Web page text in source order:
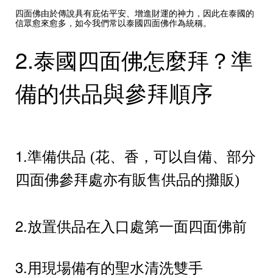
四面佛由於傳說具有庇佑平安、增進財運的神力，因此在泰國的
信眾愈來愈多，如今我們常以泰國四面佛作為統稱。
2.泰國四面佛怎麼拜？準
備的供品與參拜順序
1.準備供品 (花、香，可以自備、部分
四面佛參拜處亦有販售供品的攤販)
2.放置供品在入口處第一面四面佛前
3.用現場備有的聖水清洗雙手